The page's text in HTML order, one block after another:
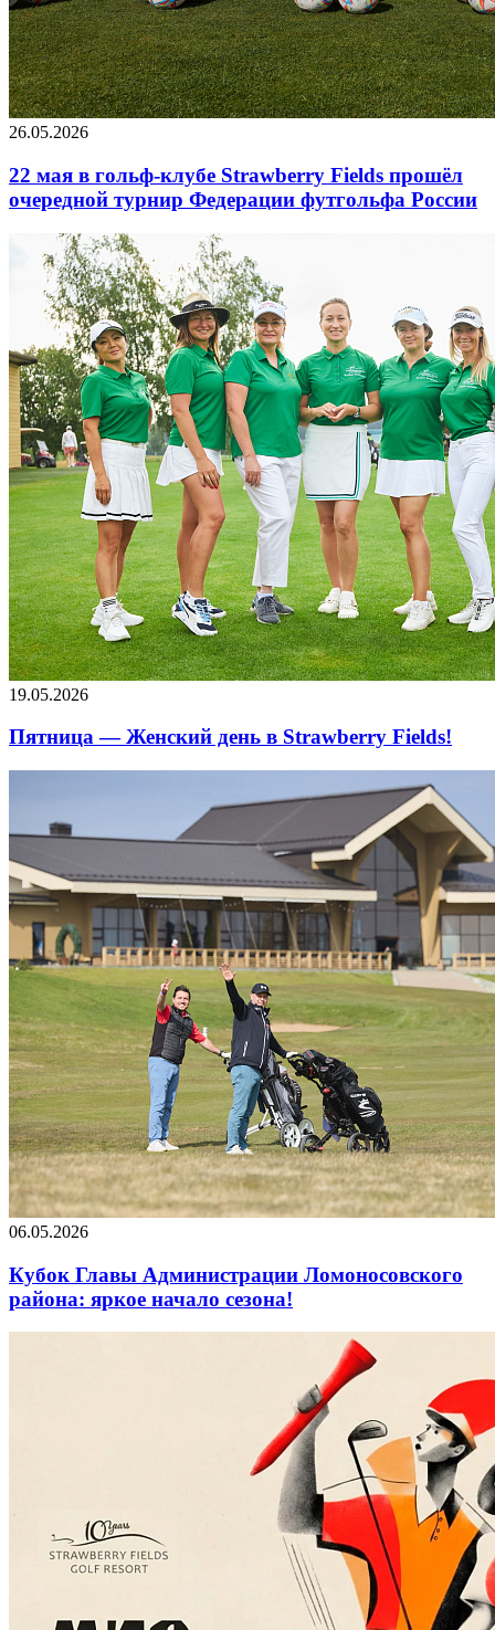
26.05.2026
22 мая в гольф-клубе Strawberry Fields прошёл
очередной турнир Федерации футгольфа России
19.05.2026
Пятница — Женский день в Strawberry Fields!
06.05.2026
Кубок Главы Администрации Ломоносовского
района: яркое начало сезона!